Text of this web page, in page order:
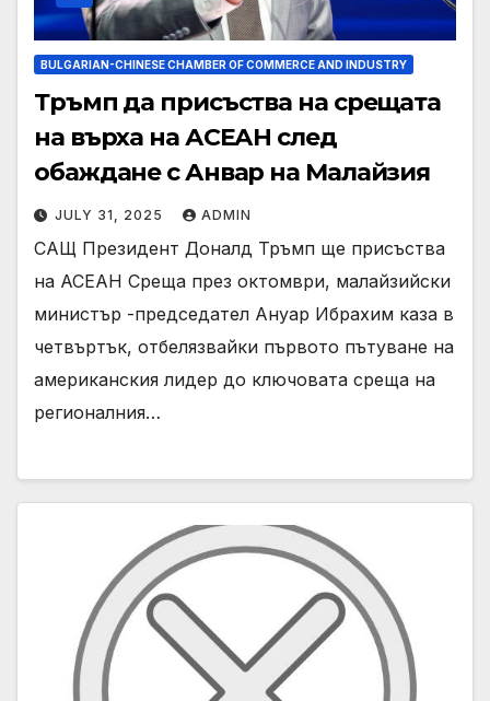
BULGARIAN-CHINESE CHAMBER OF COMMERCE AND INDUSTRY
Тръмп да присъства на срещата
на върха на АСЕАН след
обаждане с Анвар на Малайзия
JULY 31, 2025 ADMIN
САЩ Президент Доналд Тръмп ще присъства
на АСЕАН Среща през октомври, малайзийски
министър -председател Ануар Ибрахим каза в
четвъртък, отбелязвайки първото пътуване на
американския лидер до ключовата среща на
регионалния…